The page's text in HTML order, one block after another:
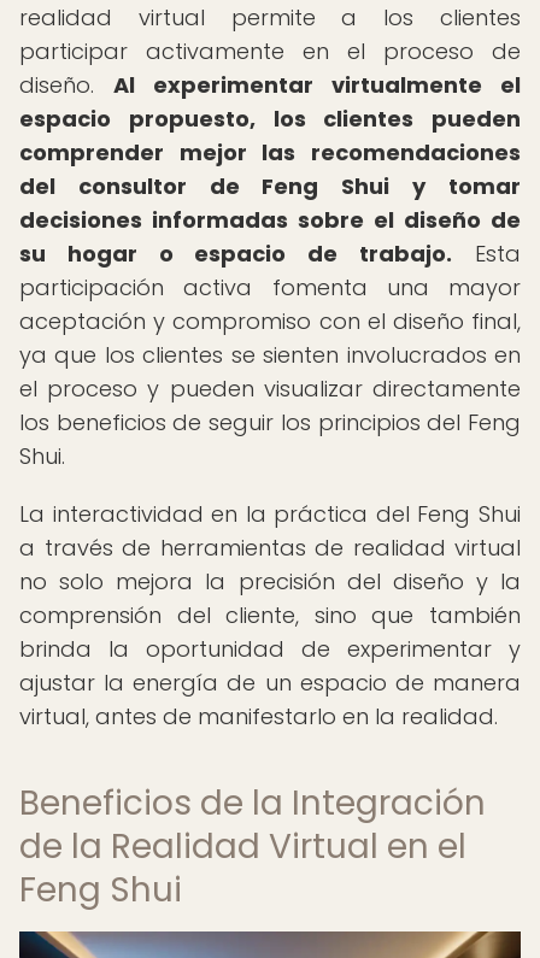
realidad virtual permite a los clientes
participar activamente en el proceso de
diseño. Al experimentar virtualmente el
espacio propuesto, los clientes pueden
comprender mejor las recomendaciones
del consultor de Feng Shui y tomar
decisiones informadas sobre el diseño de
su hogar o espacio de trabajo. Esta
participación activa fomenta una mayor
aceptación y compromiso con el diseño final,
ya que los clientes se sienten involucrados en
el proceso y pueden visualizar directamente
los beneficios de seguir los principios del Feng
Shui.
La interactividad en la práctica del Feng Shui
a través de herramientas de realidad virtual
no solo mejora la precisión del diseño y la
comprensión del cliente, sino que también
brinda la oportunidad de experimentar y
ajustar la energía de un espacio de manera
virtual, antes de manifestarlo en la realidad.
Beneficios de la Integración
de la Realidad Virtual en el
Feng Shui